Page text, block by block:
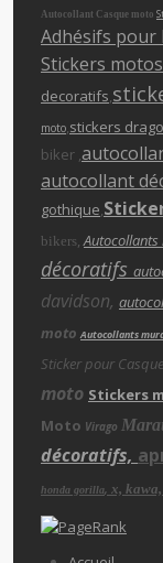
Autocollant Casque moto
Adhésifs pour
Stickers
decoratifs,
moto,stickers
biker ,
autocollant
gothique,
bikers,
décoratifs
davidson,
motoAutocollants
Sticker pour
moto Stickers
Moto Virago
décoratifs,
honda gorilla, x, kawa,